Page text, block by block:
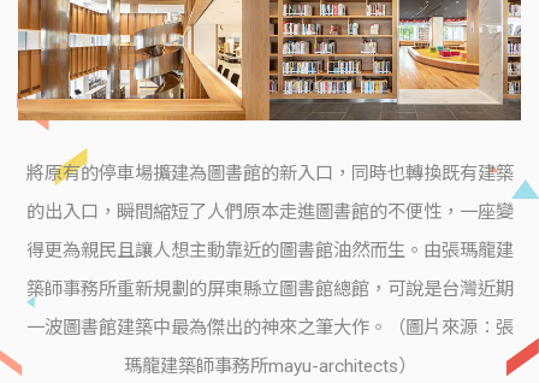
將原有的停車場擴建為圖書館的新入口，同時也轉換既有建築
的出入口，瞬間縮短了人們原本走進圖書館的不便性，一座變
得更為親民且讓人想主動靠近的圖書館油然而生。由張瑪龍建
築師事務所重新規劃的屏東縣立圖書館總館，可說是台灣近期
一波圖書館建築中最為傑出的神來之筆大作。（圖片來源：張
瑪龍建築師事務所mayu-architects）